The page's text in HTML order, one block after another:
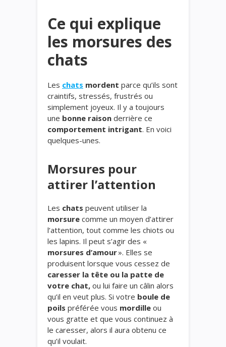
Ce qui explique
les morsures des
chats
Les chats mordent parce qu’ils sont
craintifs, stressés, frustrés ou
simplement joyeux. Il y a toujours
une bonne raison derrière ce
comportement intrigant. En voici
quelques-unes.
Morsures pour
attirer l’attention
Les chats peuvent utiliser la
morsure comme un moyen d’attirer
l’attention, tout comme les chiots ou
les lapins. Il peut s’agir des «
morsures d’amour». Elles se
produisent lorsque vous cessez de
caresser la tête ou la patte de
votre chat, ou lui faire un câlin alors
qu’il en veut plus. Si votre boule de
poils préférée vous mordille ou
vous gratte et que vous continuez à
le caresser, alors il aura obtenu ce
qu’il voulait.